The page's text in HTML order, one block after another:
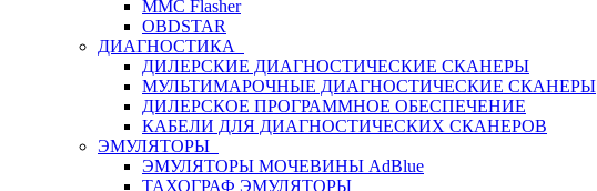
MMC Flasher
OBDSTAR
ДИАГНОСТИКА
ДИЛЕРСКИЕ ДИАГНОСТИЧЕСКИЕ СКАНЕРЫ
МУЛЬТИМАРОЧНЫЕ ДИАГНОСТИЧЕСКИЕ СКАНЕРЫ
ДИЛЕРСКОЕ ПРОГРАММНОЕ ОБЕСПЕЧЕНИЕ
КАБЕЛИ ДЛЯ ДИАГНОСТИЧЕСКИХ СКАНЕРОВ
ЭМУЛЯТОРЫ
ЭМУЛЯТОРЫ МОЧЕВИНЫ АdBlue
ТАХОГРАФ ЭМУЛЯТОРЫ